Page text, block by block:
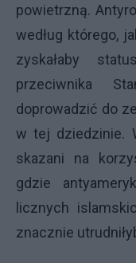
powietrzną.
według którego,
zyskałaby
przeciwnika
doprowadzić do
w tej dziedzinie.
skazani na
gdzie
licznych
znacznie